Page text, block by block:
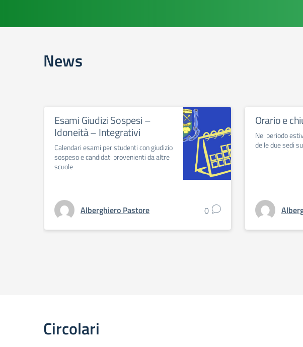
News
Esami Giudizi Sospesi –
Idoneità – Integrativi
Calendari esami per studenti con giudizio
sospeso e candidati provenienti da altre
scuole
Alberghiero Pastore 0
Orario e
Nel periodo
delle due sedi
Circolari